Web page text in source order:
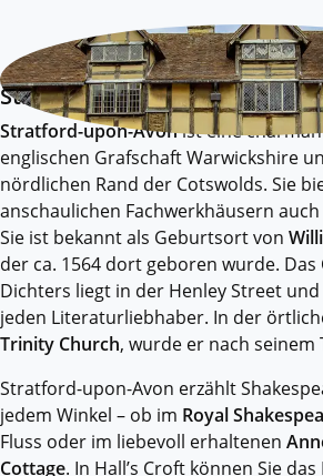
Stratford-upon-Avon
Stratford-upon-Avonist eine
englischen Grafschaft Warwickshire
nördlichen Rand der Cotswolds. Sie
anschaulichen Fachwerkhäusern
Sie ist bekannt als Geburtsort von
der ca. 1564 dort geboren wurde. Das
Dichters liegt in der Henley Street
jeden Literaturliebhaber. In der
Trinity Church, wurde er nach seinem
Stratford-upon-Avon erzählt
jedem Winkel – ob im Royal
Fluss oder im liebevoll erhaltenen
Cottage. In Hall’s Croft können Sie